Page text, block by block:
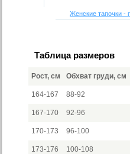
Женские тапочки -
Таблица размеров
Рост, см Обхват груди, см
164-167 88-92
167-170 92-96
170-173 96-100
173-176 100-108